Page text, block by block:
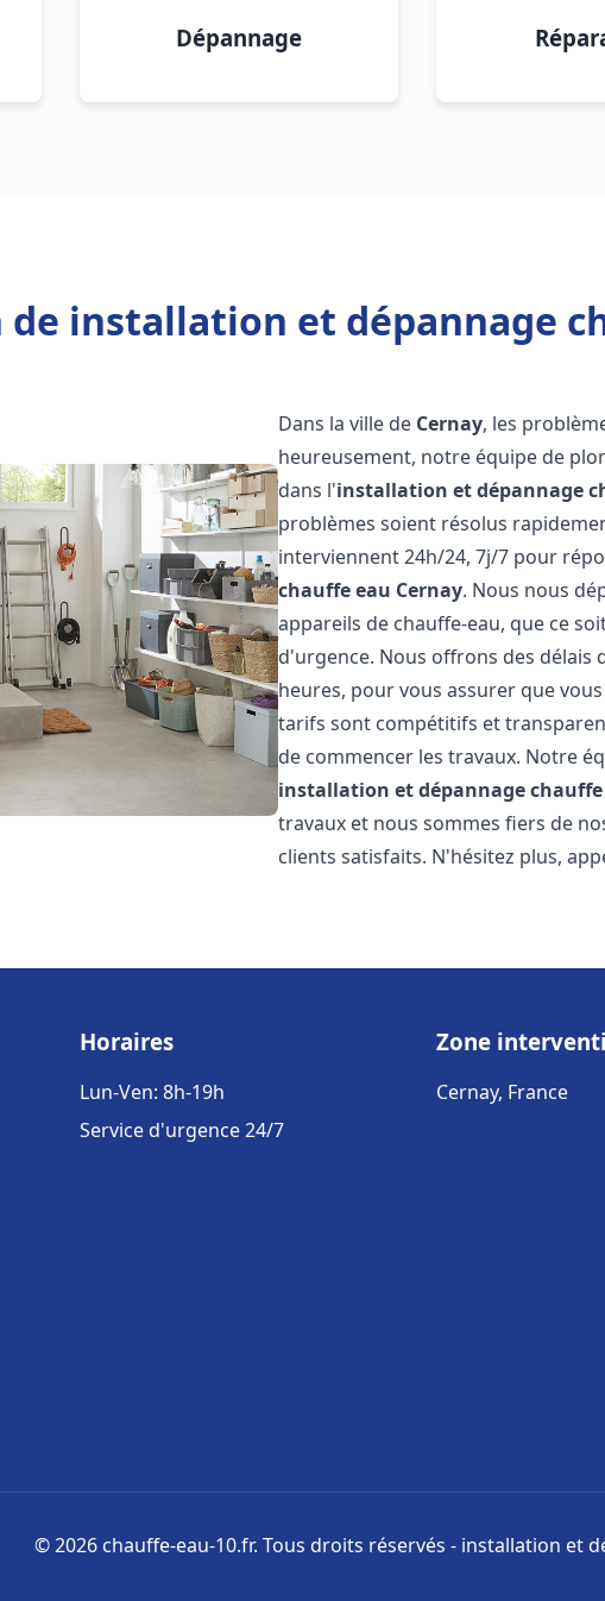
Dépannage
de installation et dépannage
Dans la ville de Cernay, les
heureusement, notre équipe de
dans l'installation et dépannage
problèmes soient résolus
interviennent 24h/24, 7j/7 pour
chauffe eau Cernay. Nous nous
appareils de chauffe-eau, que ce
d'urgence. Nous offrons des
heures, pour vous assurer que
tarifs sont compétitifs et
de commencer les travaux. Notre
installation et dépannage chauffe
travaux et nous sommes fiers de
clients satisfaits. N'hésitez plus,
Horaires
Lun-Ven: 8h-19h
Service d'urgence 24/7
Zone
Cernay, France
© 2026 chauffe-eau-10.fr. Tous droits réservés - installation et